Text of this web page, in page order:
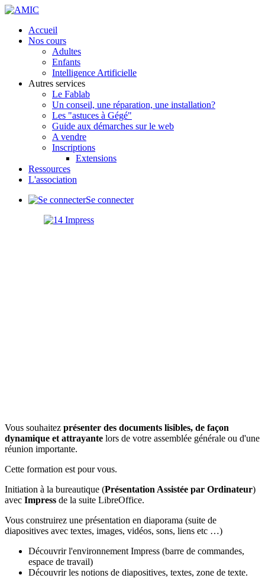
Accueil
Nos cours
Adultes
Enfants
Intelligence Artificielle
Autres services
Le Fablab
Un conseil, une réparation, une installation?
Les "astuces à Gégé"
Guide aux démarches sur le web
A vendre
Inscriptions
Extensions
Ressources
L'association
Se connecter
Vous souhaitez présenter des documents lisibles, de façon
dynamique et attrayante lors de votre assemblée générale ou d'une
réunion importante.
Cette formation est pour vous.
Initiation à la bureautique (Présentation Assistée par Ordinateur)
avec Impress de la suite LibreOffice.
Vous construirez une présentation en diaporama (suite de
diapositives avec textes, images, vidéos, sons, liens etc …)
Découvrir l'environnement Impress (barre de commandes,
espace de travail)
Découvrir les notions de diapositives, textes, zone de texte.
précédente
précédent
suivante
suivant